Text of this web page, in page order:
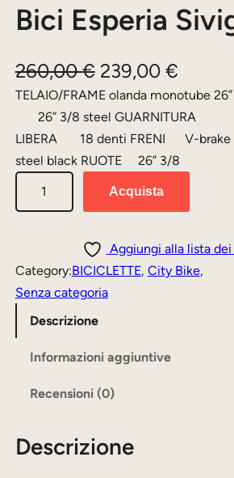
Bici Esperia
260,00€ I
l
p
r
e
o
o
g
i
a
239,00 €I
l
p
e
o
a
TELAIO/FRAME olanda monotube
26” 3/8 steel GUARNITURA
LIBERA 18 denti FRENI V-brake
steel black RUOTE 26” 3/8
E
s
i
Acquista
Aggiungi alla lista
Category:BICICLETTE, City Bike,
Senza categoria
Descrizione
Informazioni aggiuntive
Recensioni (0)
Descrizione